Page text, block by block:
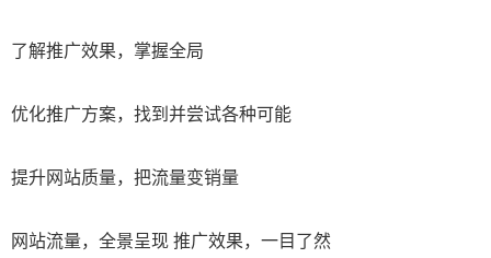
了解推广效果，掌握全局
优化推广方案，找到并尝试各种可能
提升网站质量，把流量变销量
网站流量，全景呈现 推广效果，一目了然